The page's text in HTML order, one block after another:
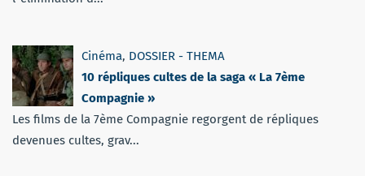
Cinéma, DOSSIER - THEMA
10 répliques cultes de la saga « La 7ème
Compagnie »
Les films de la 7ème Compagnie regorgent de répliques
devenues cultes, grav...